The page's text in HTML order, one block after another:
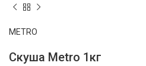
METRO
Скуша Metro 1кг